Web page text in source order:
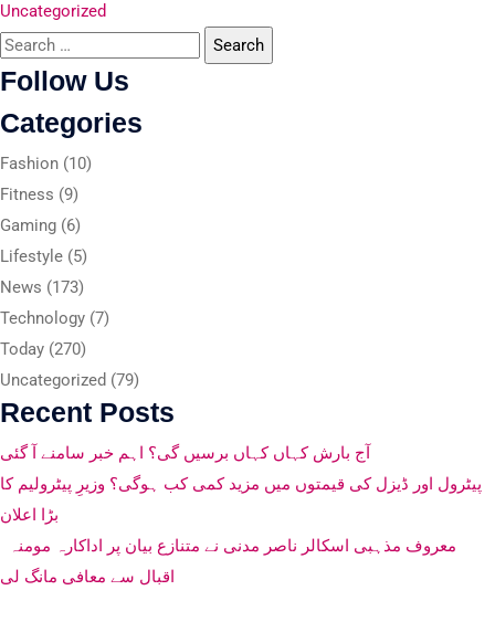
Uncategorized
Follow Us
Categories
Fashion (10)
Fitness (9)
Gaming (6)
Lifestyle (5)
News (173)
Technology (7)
Today (270)
Uncategorized (79)
Recent Posts
آج بارش کہاں کہاں برسیں گی؟ اہم خبر سامنے آ گئی
پیٹرول اور ڈیزل کی قیمتوں میں مزید کمی کب ہوگی؟ وزیرِ پیٹرولیم کا
بڑا اعلان
اقبال سے معافی مانگ لی